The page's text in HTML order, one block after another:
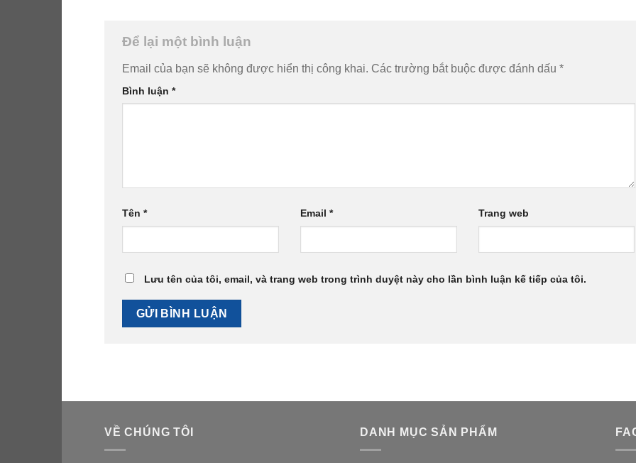
Để lại một bình luận
Email của bạn sẽ không được hiển thị công khai. Các trường bắt buộc được đánh dấu *
Bình luận *
Tên * Email * Trang web
Lưu tên của tôi, email, và trang web trong trình duyệt này cho lần bình luận kế tiếp của tôi.
VỀ CHÚNG TÔI DANH MỤC SẢN PHẨM